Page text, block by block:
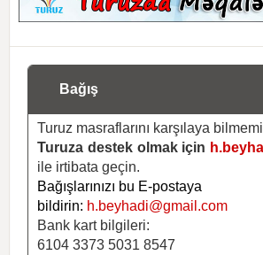
Bağış
Turuz masraflarını karşılaya
Turuza destek olmak için
ile irtibata geçin.
Bağışlarınızı bu E-postaya
bildirin: h.beyhadi@gmail.com
Bank kart bilgileri:
6104 3373 5031 8547